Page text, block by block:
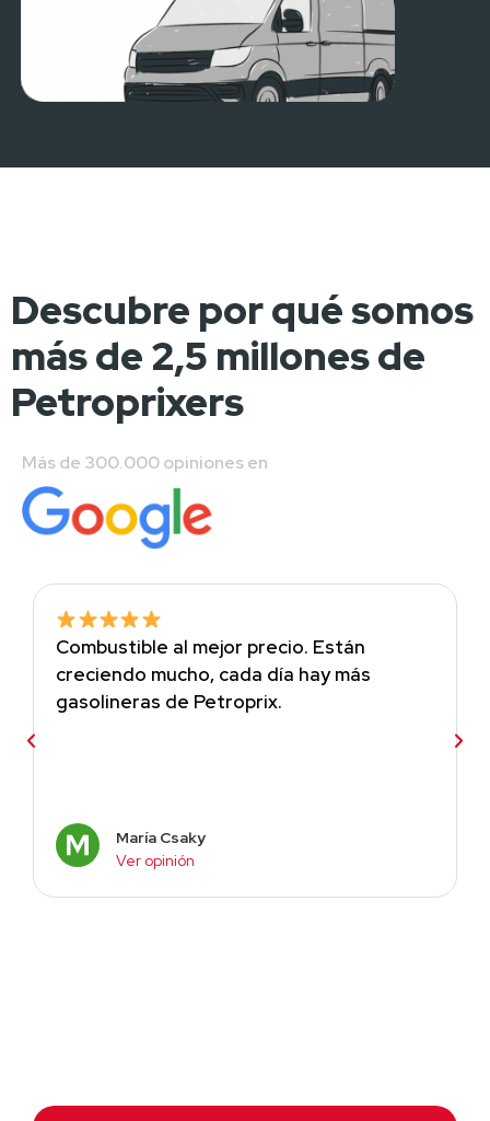
Descubre por qué somos
más de 2,5 millones de
Petroprixers
Más de 300.000 opiniones en
Combustible al mejor precio. Están
creciendo mucho, cada día hay más
gasolineras de Petroprix.
María Csaky
Ver opinión